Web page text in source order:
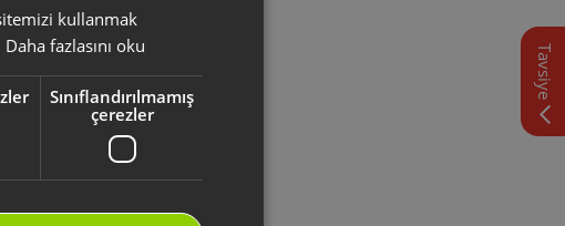
Yetkili Servis
Olmak İstiyorum
doldurarak yetkili
Tavsiye
kullanmak
Daha fazlasını oku
Sınıflandırılmamış
çerezler